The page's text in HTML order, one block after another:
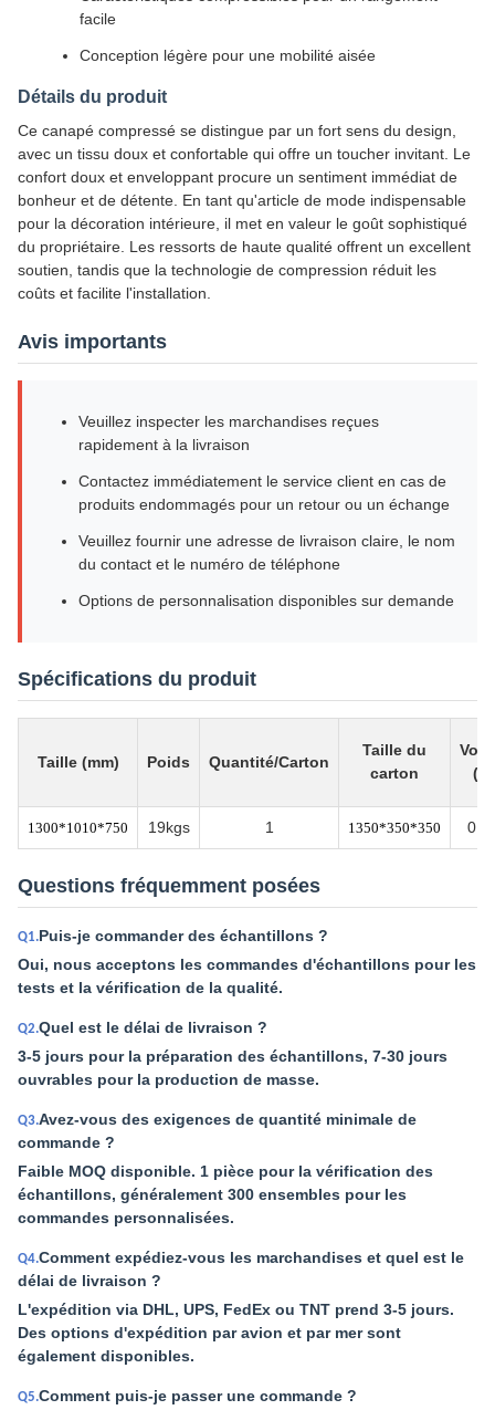
facile
Conception légère pour une mobilité aisée
Détails du produit
Ce canapé compressé se distingue par un fort sens du design,
avec un tissu doux et confortable qui offre un toucher invitant. Le
confort doux et enveloppant procure un sentiment immédiat de
bonheur et de détente. En tant qu'article de mode indispensable
pour la décoration intérieure, il met en valeur le goût sophistiqué
du propriétaire. Les ressorts de haute qualité offrent un excellent
soutien, tandis que la technologie de compression réduit les
coûts et facilite l'installation.
Avis importants
Veuillez inspecter les marchandises reçues
rapidement à la livraison
Contactez immédiatement le service client en cas de
produits endommagés pour un retour ou un échange
Veuillez fournir une adresse de livraison claire, le nom
du contact et le numéro de téléphone
Options de personnalisation disponibles sur demande
Spécifications du produit
Taille (mm) Poids Quantité/Carton
Taille du
carton
1300*1010*750 19kgs 1 1350*350*350
Questions fréquemment posées
Q1.Puis-je commander des échantillons ?
Oui, nous acceptons les commandes d'échantillons pour les
tests et la vérification de la qualité.
Q2.Quel est le délai de livraison ?
3-5 jours pour la préparation des échantillons, 7-30 jours
ouvrables pour la production de masse.
Q3.Avez-vous des exigences de quantité minimale de
commande ?
Faible MOQ disponible. 1 pièce pour la vérification des
échantillons, généralement 300 ensembles pour les
commandes personnalisées.
Q4.Comment expédiez-vous les marchandises et quel est le
délai de livraison ?
L'expédition via DHL, UPS, FedEx ou TNT prend 3-5 jours.
Des options d'expédition par avion et par mer sont
également disponibles.
Q5.Comment puis-je passer une commande ?